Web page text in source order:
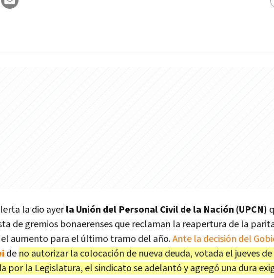
la dio ayerla Unión del Personal Civil de la Nación (UPCN)
de gremios bonaerenses que reclaman la reapertura de la
el aumento para el último tramo del año.Ante la decisión del
de no autorizar la colocación de nueva deuda, votada el jueves
por la Legislatura, el sindicato se adelantó y agregó una dura